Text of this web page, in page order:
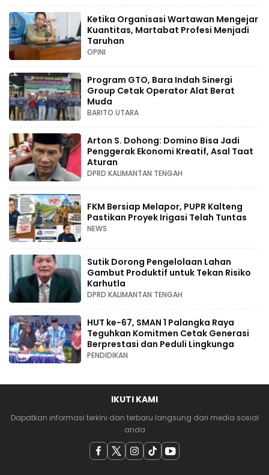
Ketika Organisasi Wartawan Mengejar
Kuantitas, Martabat Profesi Menjadi
Taruhan
OPINI
Program GTO, Bara Indah Sinergi
Group Cetak Operator Alat Berat
Muda
BARITO UTARA
Arton S. Dohong: Domino Bisa Jadi
Penggerak Ekonomi Kreatif, Asal Taat
Aturan
DPRD KALIMANTAN TENGAH
FKM Bersiap Melapor, PUPR Kalteng
Pastikan Proyek Irigasi Telah Tuntas
NEWS
Sutik Dorong Pengelolaan Lahan
Gambut Produktif untuk Tekan Risiko
Karhutla
DPRD KALIMANTAN TENGAH
HUT ke-67, SMAN 1 Palangka Raya
Teguhkan Komitmen Cetak Generasi
Berprestasi dan Peduli Lingkunga
PENDIDIKAN
IKUTI KAMI
Dapatkan informasi terkini dan terbaru langsung dari media sosial
anda